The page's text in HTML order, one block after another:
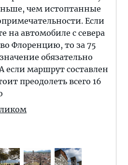
чем истоптанные
Если
на автомобиле с севера
Флоренцию, то за 75
обязательно
если маршрут составлен
преодолеть всего 16